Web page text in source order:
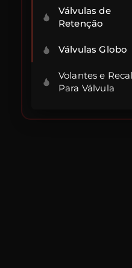
Válvulas de
Retenção
Válvulas Globo
Volantes e
Para Válvula